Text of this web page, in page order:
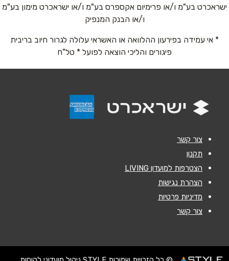
הודעה *
ישראכרט בע"מ ו/או פרימיום אקספרס בע"מ ו/או ישראכרט מימון בע"מ
ו/או הבנק המנפיק
* אי עמידה בפירעון ההלוואה או האשראי עלולה לגרור חיוב בריבית
פיגורים והליכי הוצאה לפועל * טל"ח
צור קשר
תקנון
הצטרפות למועדון LIVING
הצהרת נגישות
מדיניות פרטיות
צור קשר